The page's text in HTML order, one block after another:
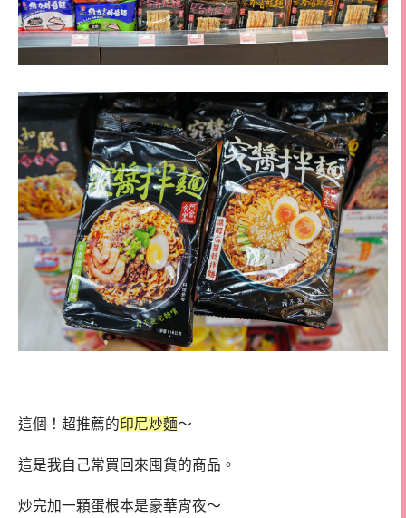
這個！超推薦的印尼炒麵～
這是我自己常買回來囤貨的商品。
炒完加一顆蛋根本是豪華宵夜～